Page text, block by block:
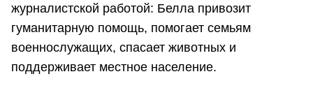
журналистской работой: Белла привозит
гуманитарную помощь, помогает семьям
военнослужащих, спасает животных и
поддерживает местное население.